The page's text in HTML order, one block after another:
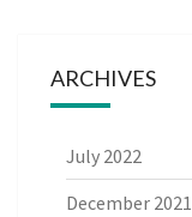
ARCHIVES
July 2022
December 2021